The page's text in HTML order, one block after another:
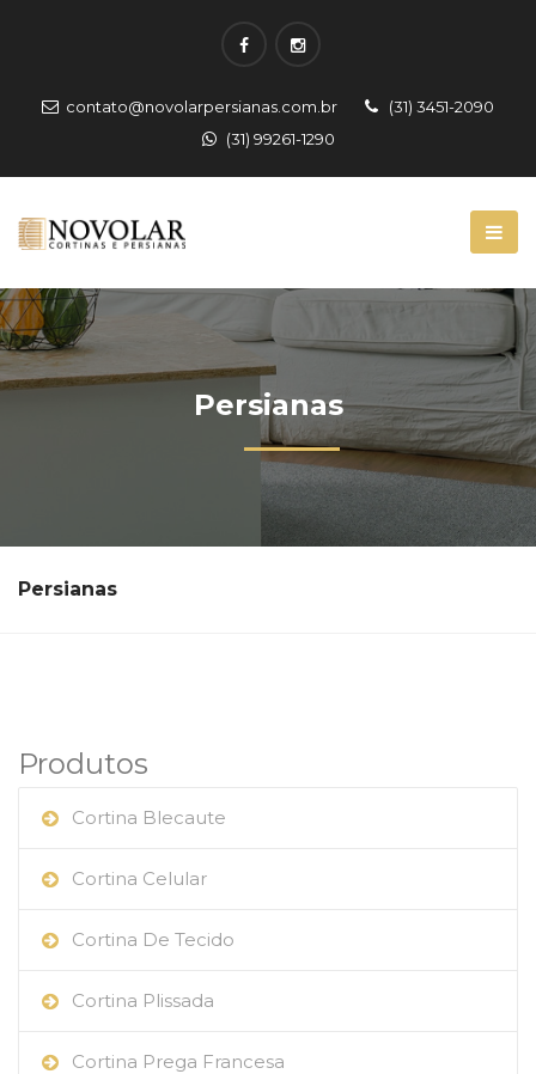
contato@novolarpersianas.com.br
(31) 3451-2090
(31) 99261-1290
Persianas
Persianas
Produtos
Cortina Blecaute
Cortina Celular
Cortina De Tecido
Cortina Plissada
Cortina Prega Francesa